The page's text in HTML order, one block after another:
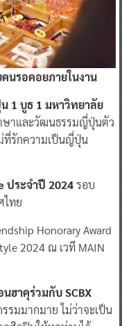
นรอคอยภายในงาน
1 บูธ 1 มหาวิทยาลัย
ษาและวัฒนธรรมญี่ปุ่นตัว
ที่รักความเป็นญี่ปุ่น
ประจำปี 2024รอบ
ไทย
Honorary Award
2024 ณ เวที MAIN
ฮาคุร่วมกับ SCBX
รมมากมาย ไม่ว่าจะเป็น